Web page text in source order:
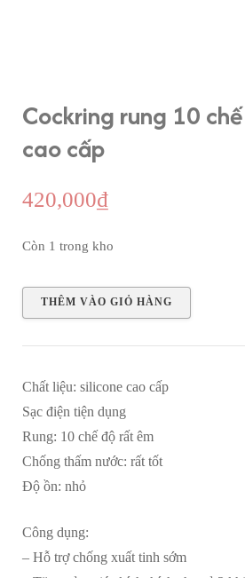
Cockring rung 10
cao cấp
420,000₫
Còn 1 trong kho
Cockring
rung
độ
silicone
cao
cấp
số
THÊM VÀO GIỎ HÀNG
Chất liệu: silicone cao cấp
Sạc điện tiện dụng
Rung: 10 chế độ rất êm
Chống thấm nước: rất tốt
Độ ồn: nhỏ
Công dụng:
– Hỗ trợ chống xuất tinh sớm